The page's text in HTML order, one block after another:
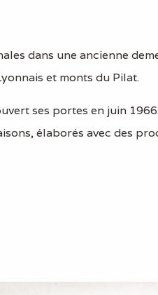
dans une ancienne
et monts du Pilat.
ses portes en juin
élaborés avec des